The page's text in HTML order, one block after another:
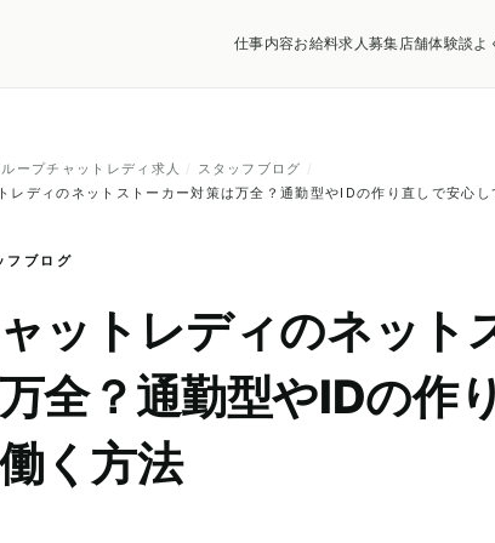
仕事内容お給料求人募集店舗体験談よ
ープチャットレディ求人 / スタッフブログ /
レディのネットストーカー対策は万全？通勤型やIDの作り直しで安心し
フブログ
ットレディのネット
全？通勤型やIDの作
く方法